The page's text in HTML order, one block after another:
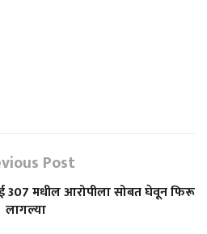
Post
307 मधील आरोपीला सोबत घेवून फिरू
लागल्या